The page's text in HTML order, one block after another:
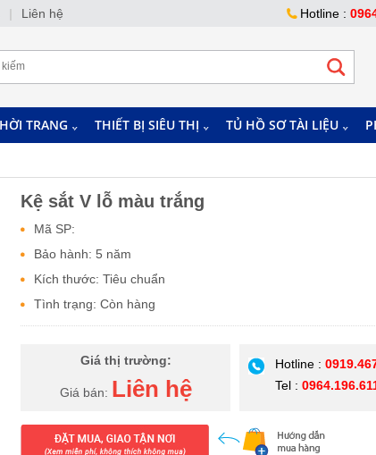
TRANG THIẾT BỊ SIÊU THỊ TỦ HỒ SƠ TÀI LIỆU
Kệ sắt V lỗ màu trắng
Mã SP:
Bảo hành: 5 năm
Kích thước: Tiêu chuẩn
Tình trạng: Còn hàng
Giá thị trường:
Giá bán: Liên hệ
Hotline :
Tel :
| Liên hệ Hotline :